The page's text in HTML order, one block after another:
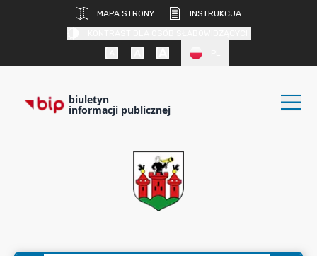
MAPA STRONY
INSTRUKCJA
biuletyn
informacji publicznej